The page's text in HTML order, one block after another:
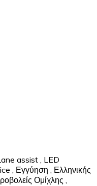
assist , LED
, Εγγύηση , Ελληνικής
Ομίχλης ,